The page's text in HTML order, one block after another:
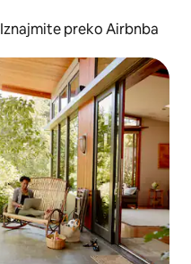
Iznajmite preko Airbnba